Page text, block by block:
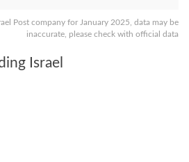
Post company for January 2025, data may be
inaccurate, please check with official data
Israel